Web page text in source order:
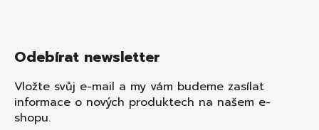
Odebírat newsletter
Vložte svůj e-mail a my vám budeme zasílat
informace o nových produktech na našem e-
shopu.